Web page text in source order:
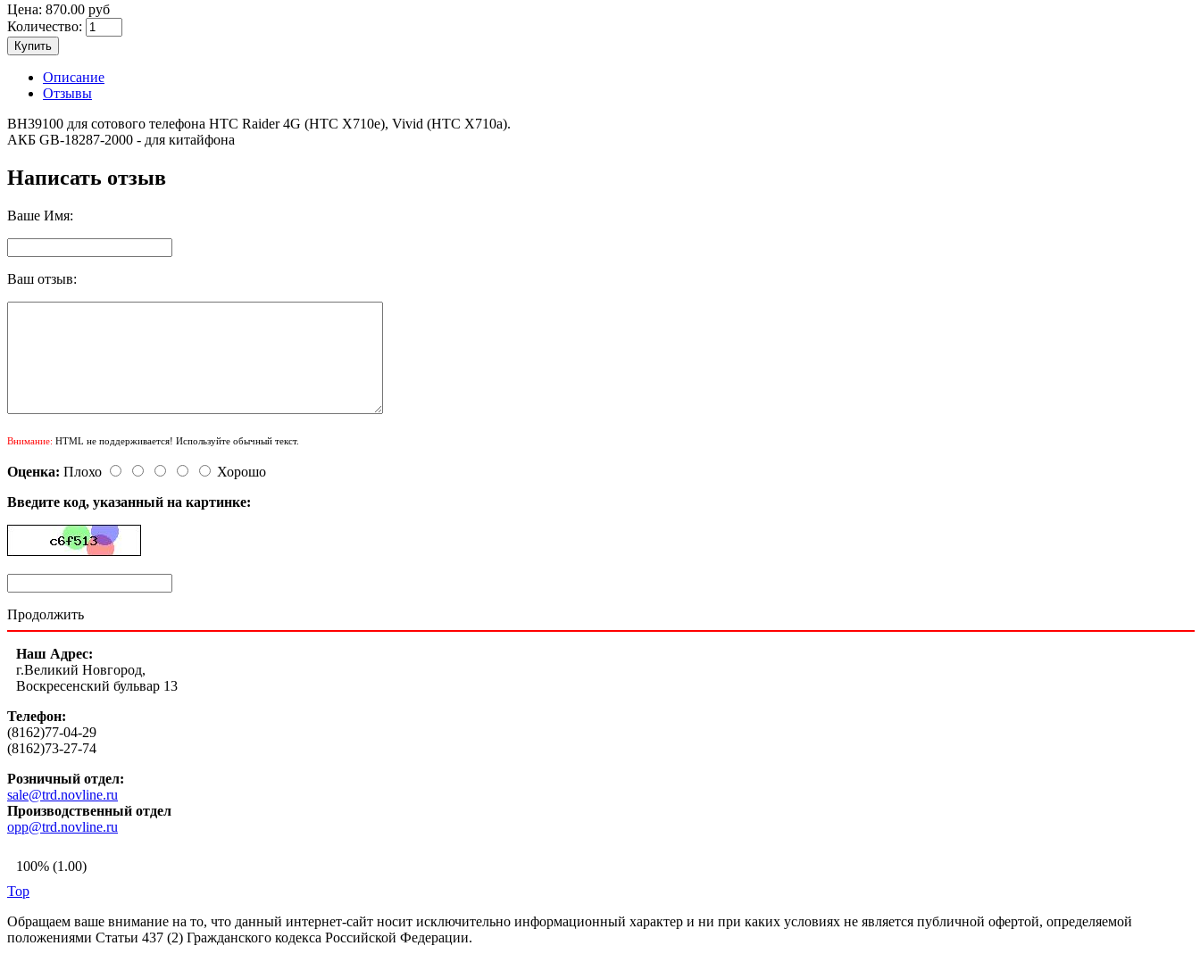
Цена: 870.00 руб
Количество:
Купить
Описание
Отзывы
BH39100 для сотового телефона HTC Raider 4G (HTC X710e), Vivid (HTC X710a).
АКБ GB-18287-2000 - для китайфона
Написать отзыв
Ваше Имя:
Ваш отзыв:
Внимание: HTML не поддерживается! Используйте обычный текст.
Оценка: Плохо
Хорошо
Введите код, указанный на картинке:
Продолжить
Наш Адрес:
г.Великий Новгород,
Воскресенский бульвар 13
Телефон:
(8162)77-04-29
(8162)73-27-74
Розничный отдел:
sale@trd.novline.ru
Производственный отдел
opp@trd.novline.ru
100% (1.00)
Top
Обращаем ваше внимание на то, что данный интернет-сайт носит исключительно информационный характер и ни при каких условиях не является публичной офертой, определяемой
положениями Статьи 437 (2) Гражданского кодекса Российской Федерации.